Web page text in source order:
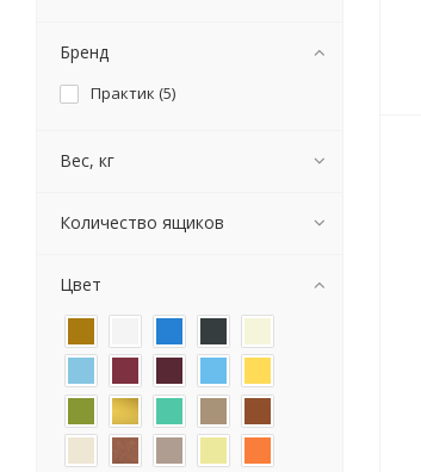
Бренд
Практик (5)
Вес, кг
Количество ящиков
Цвет